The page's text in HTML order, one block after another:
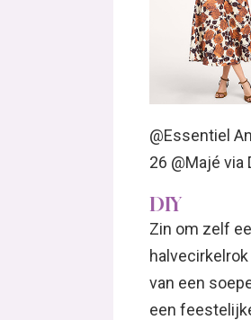
@Essentiel
26 @Majé via
DIY
Zin om zelf
van een
een